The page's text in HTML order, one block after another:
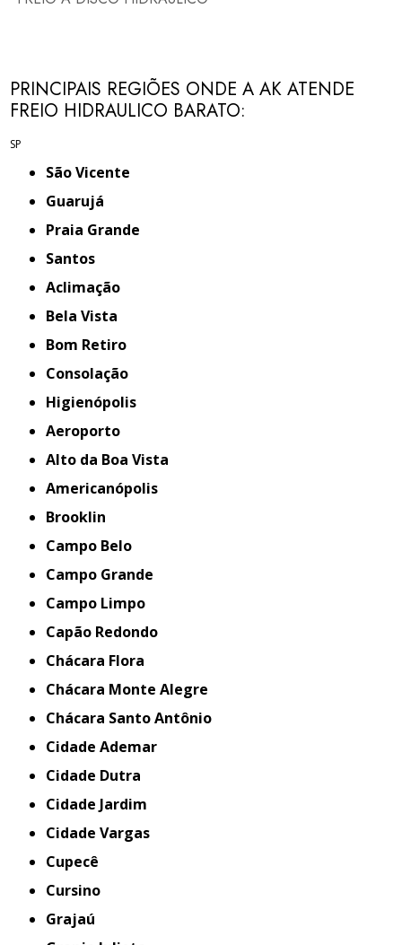
PRINCIPAIS REGIÕES ONDE A AK ATENDE
FREIO HIDRAULICO BARATO:
SP
São Vicente
Guarujá
Praia Grande
Santos
Aclimação
Bela Vista
Bom Retiro
Consolação
Higienópolis
Aeroporto
Alto da Boa Vista
Americanópolis
Brooklin
Campo Belo
Campo Grande
Campo Limpo
Capão Redondo
Chácara Flora
Chácara Monte Alegre
Chácara Santo Antônio
Cidade Ademar
Cidade Dutra
Cidade Jardim
Cidade Vargas
Cupecê
Cursino
Grajaú